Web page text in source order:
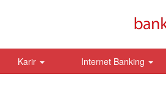
Karir Internet Banking